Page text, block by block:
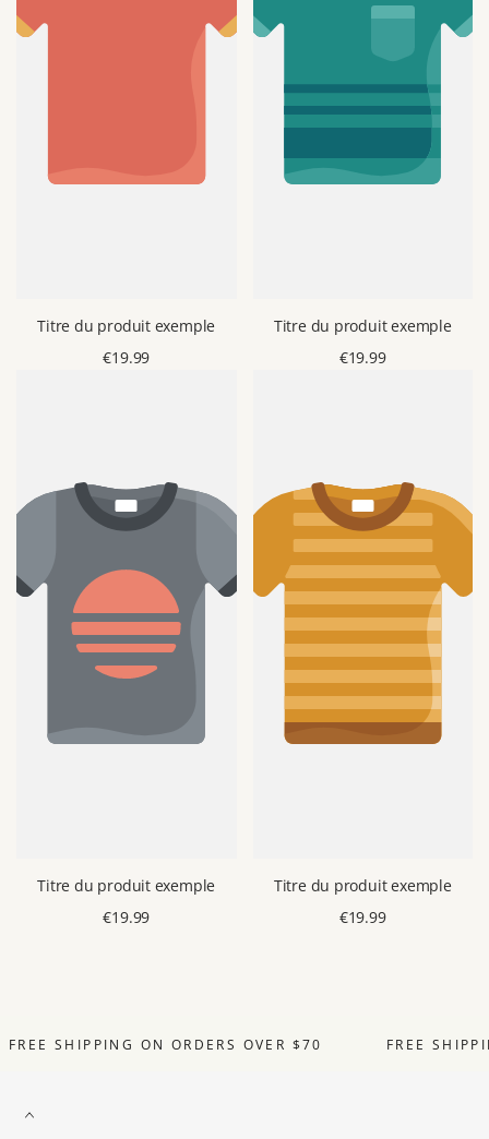
Titre du produit exemple
Prix
€19.99
Titre du produit exemple
Prix
€19.99
Titre du produit exemple
Prix
€19.99
Titre du produit exemple
Prix
€19.99
FREE SHIPPING ON ORDERS OVER $70 FREE